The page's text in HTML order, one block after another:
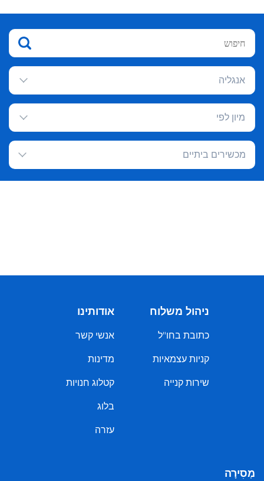
אנגליה
מיון לפי
מכשירים ביתיים
ניהול משלוח
כתובת בחו"ל
קניות עצמאיות
שירות קנייה
אודותינו
אנשי קשר
מדינות
קטלוג חנויות
בלוג
עזרה
מְסִירָה